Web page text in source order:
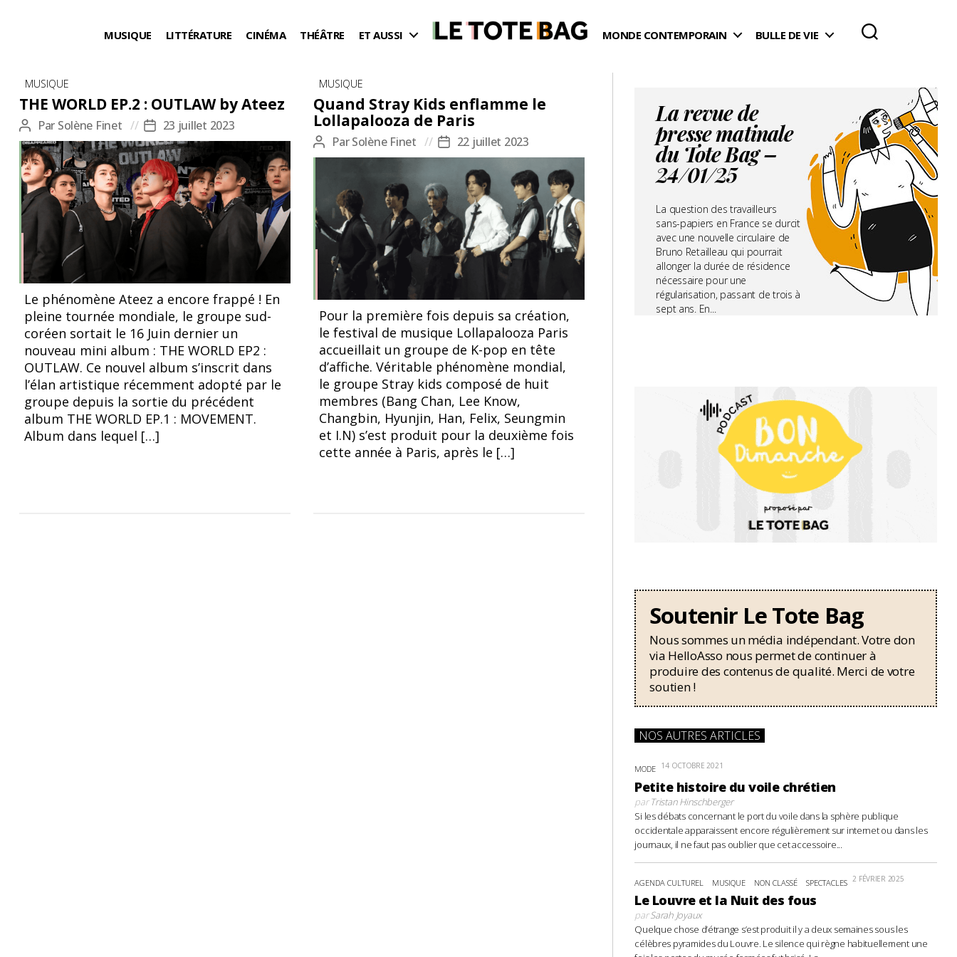
MUSIQUE LITTÉRATURE CINÉMA THÉÂTRE ET AUSSI MONDE CONTEMPORAIN BULLE DE VIE
Catégories
MUSIQUE
THE WORLD EP.2 : OUTLAW by Ateez
Auteur
de
l’article
Par Solène Finet
Date
de
l’article
23 juillet 2023
Le phénomène Ateez a encore frappé ! En
pleine tournée mondiale, le groupe sud-
coréen sortait le 16 Juin dernier un
nouveau mini album : THE WORLD EP2 :
OUTLAW. Ce nouvel album s’inscrit dans
l’élan artistique récemment adopté par le
groupe depuis la sortie du précédent
album THE WORLD EP.1 : MOVEMENT.
Album dans lequel […]
Catégories
MUSIQUE
Quand Stray Kids enflamme le
Lollapalooza de Paris
Auteur
de
ParSolène Finet
Date
de
l’article
22 juillet 2023
Pour la première fois depuis sa création,
le festival de musique Lollapalooza Paris
accueillait un groupe de K-pop en tête
d’affiche. Véritable phénomène mondial,
le groupe Stray kids composé de huit
membres (Bang Chan, Lee Know,
Changbin, Hyunjin, Han, Felix, Seungmin
et I.N) s’est produit pour la deuxième fois
cette année à Paris, après le […]
La revue de
presse matinale
du Tote Bag –
24/01/25
La question des travailleurs
sans-papiers en France se durcit
avec une nouvelle circulaire de
Bruno Retailleau qui pourrait
allonger la durée de résidence
nécessaire pour une
régularisation, passant de trois à
sept ans. En...
Soutenir Le Tote Bag
Nous sommes un média indépendant. Votre don
via HelloAsso nous permet de continuer à
produire des contenus de qualité. Merci de votre
soutien !
NOS AUTRES ARTICLES
MODE 14 OCTOBRE 2021
Petite histoire du voile chrétien
parTristan Hinschberger
Si les débats concernant le port du voile dans la sphère publique
occidentale apparaissent encore régulièrement sur internet ou dans les
journaux, il ne faut pas oublier que cet accessoire...
AGENDA CULTUREL MUSIQUE NON CLASSÉ SPECTACLES 2 FÉVRIER 2025
Le Louvre et la Nuit des fous
parSarah Joyaux
Quelque chose d’étrange s’est produit il y a deux semaines sous les
célèbres pyramides du Louvre. Le silence qui règne habituellement une